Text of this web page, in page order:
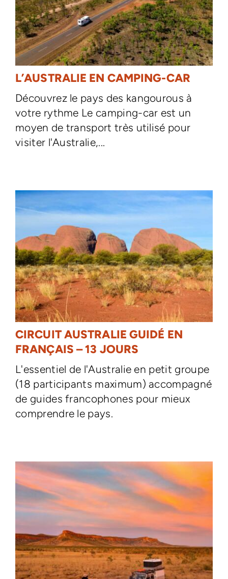
L’AUSTRALIE EN CAMPING-CAR
Découvrez le pays des kangourous à
votre rythme Le camping-car est un
moyen de transport très utilisé pour
visiter l'Australie,...
CIRCUIT AUSTRALIE GUIDÉ EN
FRANÇAIS – 13 JOURS
L'essentiel de l'Australie en petit groupe
(18 participants maximum) accompagné
de guides francophones pour mieux
comprendre le pays.